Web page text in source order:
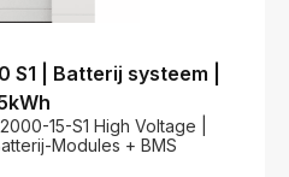
S1 | Batterij systeem |
15-S1 High Voltage |
Modules + BMS